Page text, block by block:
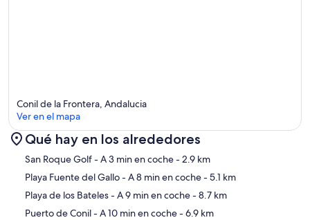
Mapa
Conil de la Frontera, Andalucia
Ver en el mapa
Qué hay en los alrededores
San Roque Golf- A 3 min en coche- 2.9 km
Playa Fuente del Gallo- A 8 min en coche- 5.1 km
Playa de los Bateles- A 9 min en coche- 8.7 km
Puerto de Conil- A 10 min en coche- 6.9 km